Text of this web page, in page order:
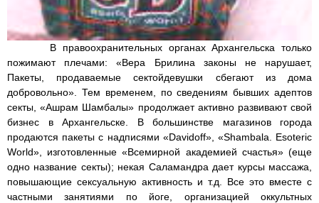
В правоохранительных органах Архангельска только
пожимают плечами: «Вера Брилина законы не нарушает,
Пакеты, продаваемые сектойдевушки сбегают из дома
добровольно». Тем временем, по сведениям бывших адептов
секты, «Ашрам Шамбалы» продолжает активно развивают свой
бизнес в Архангельске. В большинстве магазинов города
продаются пакеты с надписями «Davidoff», «Shambala. Esoteric
World», изготовленные «Всемирной академией счастья» (еще
одно название секты); некая Саламандра дает курсы массажа,
повышающие секcуальную активность и т.д. Все это вместе с
частными занятиями по йоге, организацией оккультных